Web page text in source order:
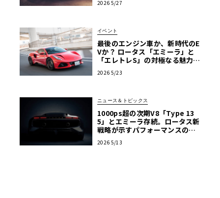
2026 5/27
イベント
最後のエンジン車か、新時代のE
Vか？ ロータス「エミーラ」と
「エレトレS」の対極なる魅力を
ーズミート2026横浜】
2026 5/23
ニュース＆トピックス
1000ps超の次期V8「Type 13
5」とエミーラ存続。ロータス新
戦略が示すパフォーマンスの未
2026 5/13